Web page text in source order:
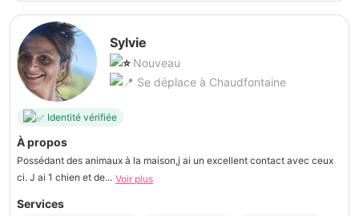
Sylvie
Nouveau
Se déplace à Chaudfontaine
Identité vérifiée
À propos
Possédant des animaux à la maison,j ai un excellent contact avec ceux
ci. J ai 1 chien et de... Voir plus
Services